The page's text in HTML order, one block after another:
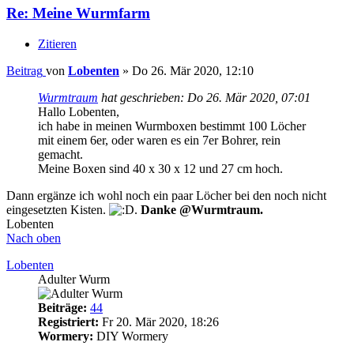
Re: Meine Wurmfarm
Zitieren
Beitrag von Lobenten » Do 26. Mär 2020, 12:10
Wurmtraum hat geschrieben: Do 26. Mär 2020, 07:01
Hallo Lobenten,
ich habe in meinen Wurmboxen bestimmt 100 Löcher
mit einem 6er, oder waren es ein 7er Bohrer, rein
gemacht.
Meine Boxen sind 40 x 30 x 12 und 27 cm hoch.
Dann ergänze ich wohl noch ein paar Löcher bei den noch nicht
eingesetzten Kisten.
. Danke @Wurmtraum.
Lobenten
Nach oben
Lobenten
Adulter Wurm
Beiträge: 44
Registriert: Fr 20. Mär 2020, 18:26
Wormery: DIY Wormery